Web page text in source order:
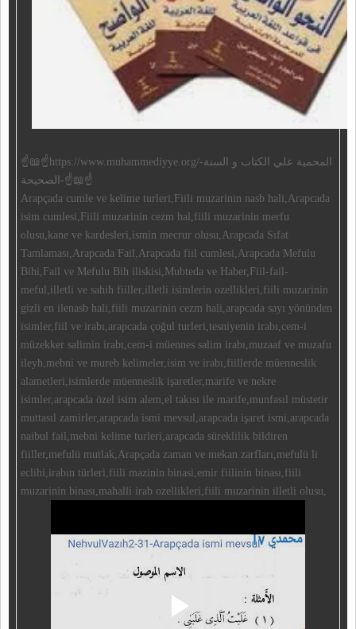
☝📖☝https://www.muhammediyye.org/-المحمية علي الكتاب و السنة
الصحيحة-☝📖☝
Arapçada cumle ve kelime turleri,Fiili muzarinin nasb hali,Arapcada
isim cumlesi,Fiili muzarinin cezm hal,fiili muzarinin merfu
olusu,kane ve kardesleri,ismin mecrur olusu,Arapcada Sıfat
Tamlaması,Arapcada Fail,Arapcada fiil cumlesi,Arapcada Mefulu
Bihi,Fail ve Mefulu Bih iliskisi,Mubteda ve Haber,Fiil-fail-
meful,illetli ve sahih fiiller,illetli isimlerin ozellikleri,fiili muzarinin
gizli en ilenasb hali,fiili muzarinin cezm hali,arapcada sayı yönünden
isimler,fiil ve irabı,arapcada çoğul turleri,tesniyenin irabı,cem-i
müzekker salimin irabı,cem-i müennes salim irabı,muzaaf ve muzafu
ileyh,mebni ve mureb kelimeler,isim ve irabı,fiillerde müenneslik
alametleri,isimlerde müenneslik işaretler,marife ve nekre
isimler,arapcada özel isim alem,el takısı ile marife,munfasıl müstetir
muttasıl zamirler,arapcada ismi mevsul,arapcada işaret ismi,arapcada
naibul fail,mebni kelime turleri,arapcada süreklilik bildiren
fiiller,mefulü mutlak,Arapçada zaman ve mekan zarfları,mefulü li
eclihi,irabın türleri,fiili mazinin binasi,emir fiilinin binası,fiili
muzarinin binası,mahalli irab ozellikleri,fiili muzarinin illetli olusu,